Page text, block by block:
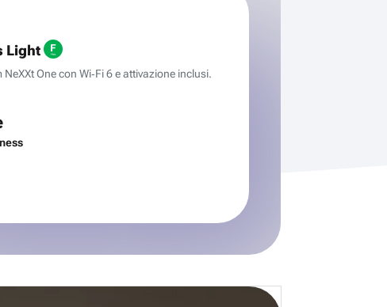
Light
One con Wi‑Fi 6 e attivazione inclusi.